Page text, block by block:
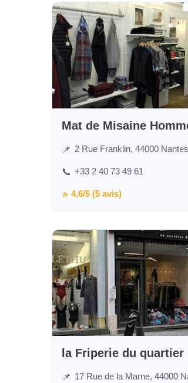
Mat de Misaine
📌 2 Rue Franklin, 44000 Nantes
📞 +33 2 40 73 49 61
⭐ 4,6/5 (5 avis)
la Friperie du quartier
📌 17 Rue de la Marne, 44000